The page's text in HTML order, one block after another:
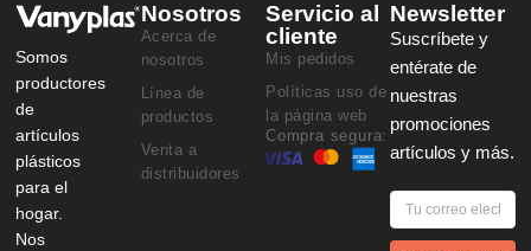
Somos
productores
de
artículos
plásticos
para el
hogar.
Nos
Nosotros
Acerca de
nosotros
Línea de
productos
Venta a
distribuidores
Servicio al
cliente
Mis pedidos
Políticas uso de
la página web
Compra segura:
Newsletter
Suscríbete y
entérate de
nuestras
promociones
artículos y más.